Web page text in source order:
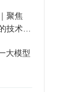
聚焦
技术路
大模型